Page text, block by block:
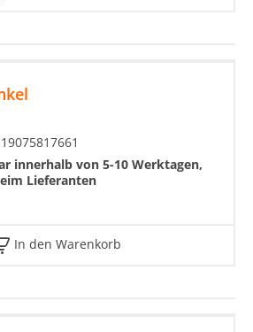
innerhalb von 5-10 Werktagen,
Lieferanten
In den Warenkorb